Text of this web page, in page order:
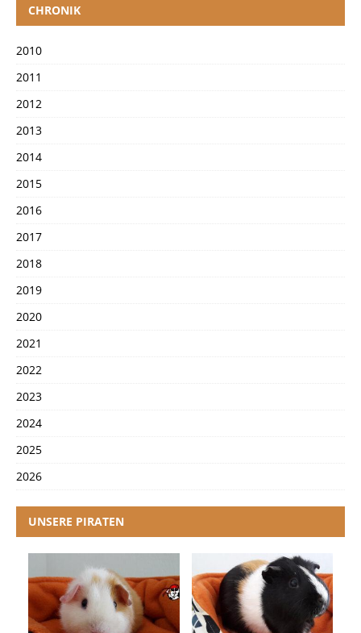
CHRONIK
2010
2011
2012
2013
2014
2015
2016
2017
2018
2019
2020
2021
2022
2023
2024
2025
2026
UNSERE PIRATEN